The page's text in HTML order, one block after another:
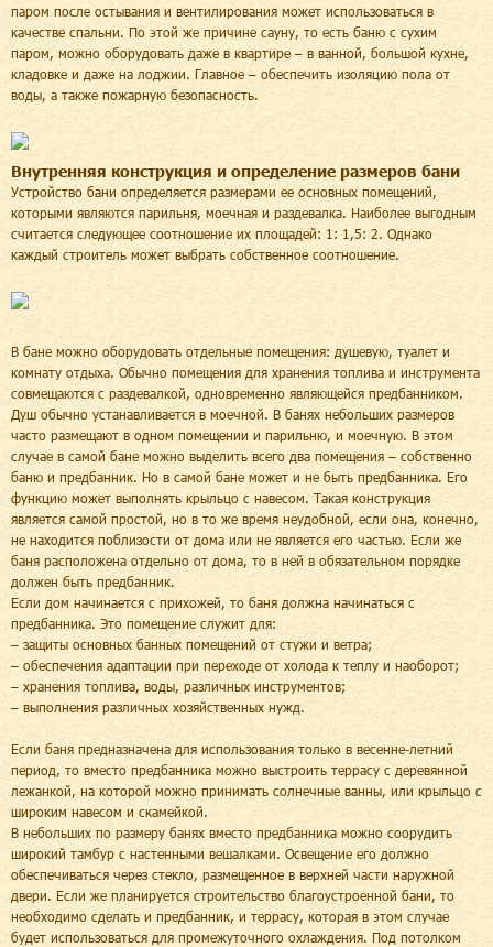
паром после остывания и вентилирования может использоваться в
качестве спальни. По этой же причине сауну, то есть баню с сухим
паром, можно оборудовать даже в квартире – в ванной, большой кухне,
кладовке и даже на лоджии. Главное – обеспечить изоляцию пола от
воды, а также пожарную безопасность.
Внутренняя конструкция и определение размеров бани
Устройство бани определяется размерами ее основных помещений,
которыми являются парильня, моечная и раздевалка. Наиболее выгодным
считается следующее соотношение их площадей: 1: 1,5: 2. Однако
каждый строитель может выбрать собственное соотношение.
В бане можно оборудовать отдельные помещения: душевую, туалет и
комнату отдыха. Обычно помещения для хранения топлива и инструмента
совмещаются с раздевалкой, одновременно являющейся предбанником.
Душ обычно устанавливается в моечной. В банях небольших размеров
часто размещают в одном помещении и парильню, и моечную. В этом
случае в самой бане можно выделить всего два помещения – собственно
баню и предбанник. Но в самой бане может и не быть предбанника. Его
функцию может выполнять крыльцо с навесом. Такая конструкция
является самой простой, но в то же время неудобной, если она, конечно,
не находится поблизости от дома или не является его частью. Если же
баня расположена отдельно от дома, то в ней в обязательном порядке
должен быть предбанник.
Если дом начинается с прихожей, то баня должна начинаться с
предбанника. Это помещение служит для:
– защиты основных банных помещений от стужи и ветра;
– обеспечения адаптации при переходе от холода к теплу и наоборот;
– хранения топлива, воды, различных инструментов;
– выполнения различных хозяйственных нужд.
Если баня предназначена для использования только в весенне-летний
период, то вместо предбанника можно выстроить террасу с деревянной
лежанкой, на которой можно принимать солнечные ванны, или крыльцо с
широким навесом и скамейкой.
В небольших по размеру банях вместо предбанника можно соорудить
широкий тамбур с настенными вешалками. Освещение его должно
обеспечиваться через стекло, размещенное в верхней части наружной
двери. Если же планируется строительство благоустроенной бани, то
необходимо сделать и предбанник, и террасу, которая в этом случае
будет использоваться для промежуточного охлаждения. Под потолком